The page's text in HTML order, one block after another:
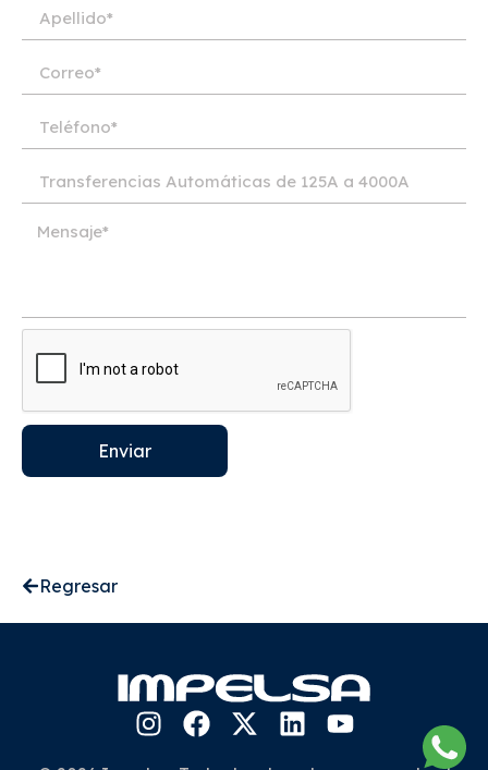
Enviar
Regresar